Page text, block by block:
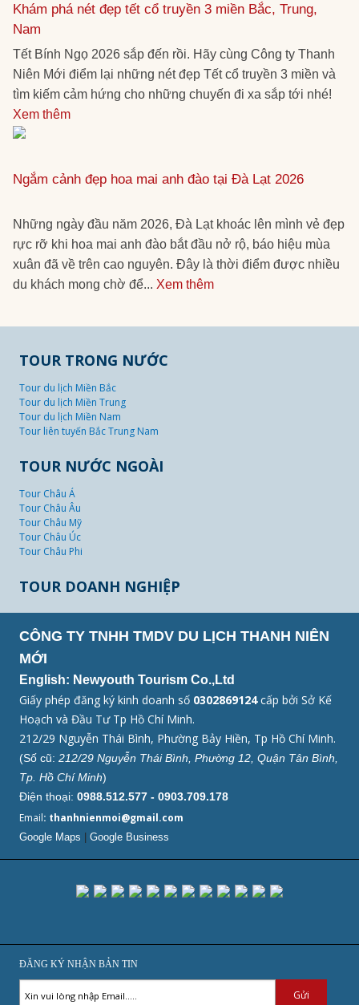
Khám phá nét đẹp tết cổ truyền 3 miền Bắc, Trung,
Nam
Tết Bính Ngọ 2026 sắp đến rồi. Hãy cùng Công ty Thanh
Niên Mới điểm lại những nét đẹp Tết cổ truyền 3 miền và
tìm kiếm cảm hứng cho những chuyến đi xa sắp tới nhé!
Xem thêm
Ngắm cảnh đẹp hoa mai anh đào tại Đà Lạt 2026
Những ngày đầu năm 2026, Đà Lạt khoác lên mình vẻ đẹp
rực rỡ khi hoa mai anh đào bắt đầu nở rộ, báo hiệu mùa
xuân đã về trên cao nguyên. Đây là thời điểm được nhiều
du khách mong chờ để... Xem thêm
TOUR TRONG NƯỚC
Tour du lịch Miền Bắc
Tour du lịch Miền Trung
Tour du lịch Miền Nam
Tour liên tuyến Bắc Trung Nam
TOUR NƯỚC NGOÀI
Tour Châu Á
Tour Châu Âu
Tour Châu Mỹ
Tour Châu Úc
Tour Châu Phi
TOUR DOANH NGHIỆP
CÔNG TY TNHH TMDV DU LỊCH THANH NIÊN
MỚI
English: Newyouth Tourism Co.,Ltd
Giấy phép đăng ký kinh doanh số 0302869124cấp bởi Sở Kế
Hoạch và Đầu Tư Tp Hồ Chí Minh.
212/29 Nguyễn Thái Bình, Phường Bảy Hiền, Tp Hồ Chí Minh.
(Số cũ: 212/29 Nguyễn Thái Bình, Phường 12, Quận Tân Bình,
Tp. Hồ Chí Minh)
Điện thoại: 0988.512.577 - 0903.709.178
Email: thanhnienmoi@gmail.com
Google Maps Google Business
ĐĂNG KÝ NHẬN BẢN TIN